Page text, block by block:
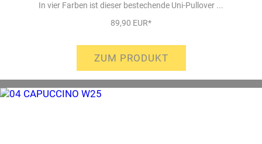
In vier Farben ist dieser bestechende Uni-Pullover ...
89,90 EUR*
ZUM PRODUKT